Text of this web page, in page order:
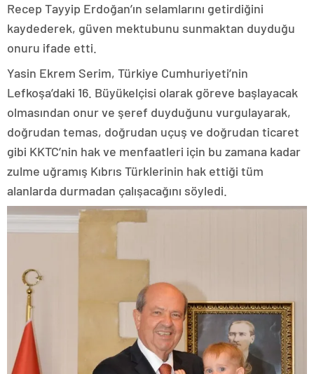
Recep Tayyip Erdoğan’ın selamlarını getirdiğini
kaydederek, güven mektubunu sunmaktan duyduğu
onuru ifade etti.
Yasin Ekrem Serim, Türkiye Cumhuriyeti’nin
Lefkoşa’daki 16. Büyükelçisi olarak göreve başlayacak
olmasından onur ve şeref duyduğunu vurgulayarak,
doğrudan temas, doğrudan uçuş ve doğrudan ticaret
gibi KKTC’nin hak ve menfaatleri için bu zamana kadar
zulme uğramış Kıbrıs Türklerinin hak ettiği tüm
alanlarda durmadan çalışacağını söyledi.